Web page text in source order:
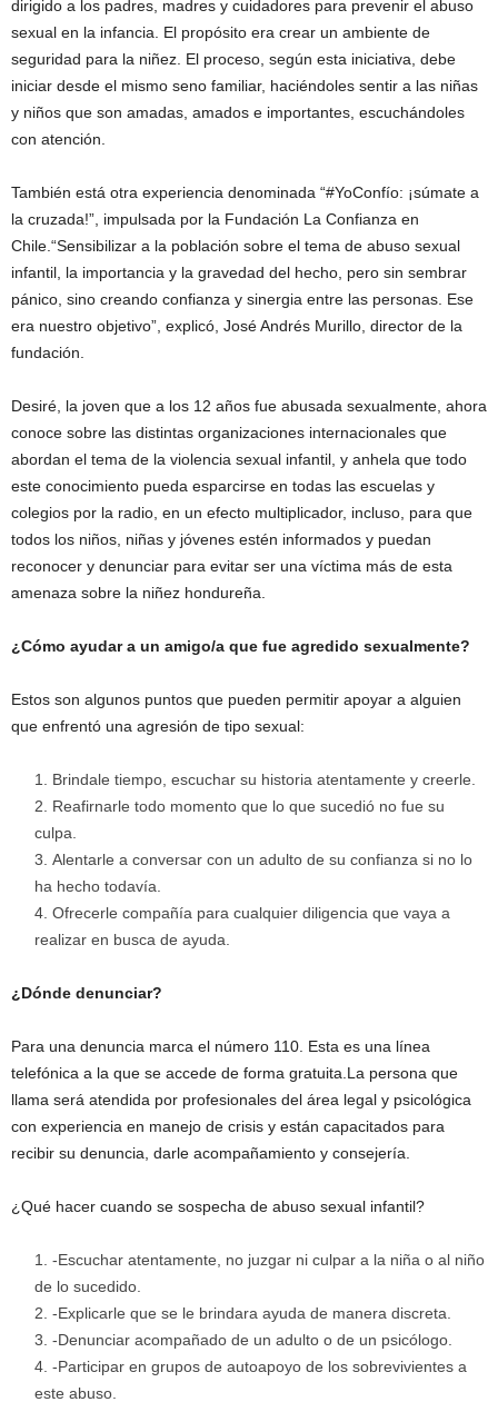
dirigido a los padres, madres y cuidadores para prevenir el abuso
sexual en la infancia. El propósito era crear un ambiente de
seguridad para la niñez. El proceso, según esta iniciativa, debe
iniciar desde el mismo seno familiar, haciéndoles sentir a las niñas
y niños que son amadas, amados e importantes, escuchándoles
con atención.
También está otra experiencia denominada “#YoConfío: ¡súmate a
la cruzada!”, impulsada por la Fundación La Confianza en
Chile.“Sensibilizar a la población sobre el tema de abuso sexual
infantil, la importancia y la gravedad del hecho, pero sin sembrar
pánico, sino creando confianza y sinergia entre las personas. Ese
era nuestro objetivo”, explicó, José Andrés Murillo, director de la
fundación.
Desiré, la joven que a los 12 años fue abusada sexualmente, ahora
conoce sobre las distintas organizaciones internacionales que
abordan el tema de la violencia sexual infantil, y anhela que todo
este conocimiento pueda esparcirse en todas las escuelas y
colegios por la radio, en un efecto multiplicador, incluso, para que
todos los niños, niñas y jóvenes estén informados y puedan
reconocer y denunciar para evitar ser una víctima más de esta
amenaza sobre la niñez hondureña.
¿Cómo ayudar a un amigo/a que fue agredido sexualmente?
Estos son algunos puntos que pueden permitir apoyar a alguien
que enfrentó una agresión de tipo sexual:
Brindale tiempo, escuchar su historia atentamente y creerle.
Reafirnarle todo momento que lo que sucedió no fue su
culpa.
Alentarle a conversar con un adulto de su confianza si no lo
ha hecho todavía.
Ofrecerle compañía para cualquier diligencia que vaya a
realizar en busca de ayuda.
¿Dónde denunciar?
Para una denuncia marca el número 110. Esta es una línea
telefónica a la que se accede de forma gratuita.La persona que
llama será atendida por profesionales del área legal y psicológica
con experiencia en manejo de crisis y están capacitados para
recibir su denuncia, darle acompañamiento y consejería.
¿Qué hacer cuando se sospecha de abuso sexual infantil?
-Escuchar atentamente, no juzgar ni culpar a la niña o al niño
de lo sucedido.
-Explicarle que se le brindara ayuda de manera discreta.
-Denunciar acompañado de un adulto o de un psicólogo.
-Participar en grupos de autoapoyo de los sobrevivientes a
este abuso.